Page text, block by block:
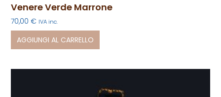
Venere Verde Marrone
70,00€ IVA inc.
AGGIUNGI AL CARRELLO